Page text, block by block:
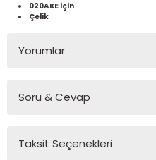
020AKE için
Çelik
Yorumlar
Soru & Cevap
Ürün hakkında
Taksit Seçenekleri